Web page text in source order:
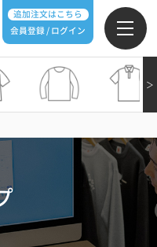
追加注文はこちら
会員登録 / ログイン
＞